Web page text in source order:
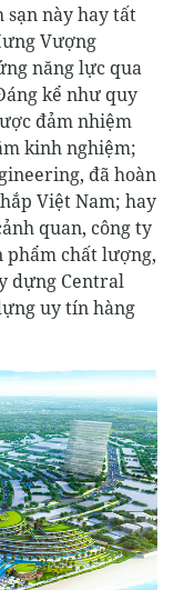
này hay tất
Vượng
năng lực qua
kể như quy
đảm nhiệm
kinh nghiệm;
đã hoàn
Việt Nam; hay
quan, công ty
phẩm chất lượng,
dựng Central
uy tín hàng